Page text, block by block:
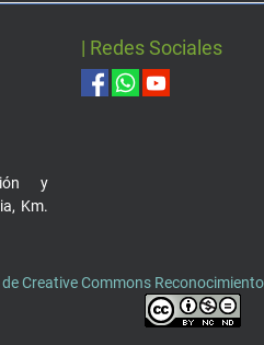
y
Km.
| Redes Sociales
de Creative Commons